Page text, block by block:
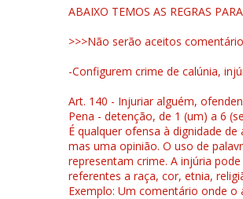
ABAIXO TEMOS AS REGRAS
>>>Não serão aceitos
-Configurem crime de calúnia,
Art. 140 - Injuriar alguém,
Pena - detenção, de 1 (um) a 6
É qualquer ofensa à dignidade
mas uma opinião. O uso de
representam crime. A injúria
referentes a raça, cor, etnia,
Exemplo: Um comentário onde